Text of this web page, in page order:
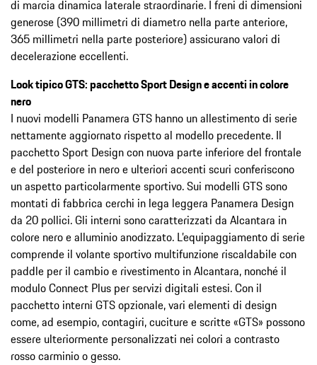
di marcia dinamica laterale straordinarie. I freni di dimensioni
generose (390 millimetri di diametro nella parte anteriore,
365 millimetri nella parte posteriore) assicurano valori di
decelerazione eccellenti.
Look tipico GTS: pacchetto Sport Design e accenti in colore
nero
I nuovi modelli Panamera GTS hanno un allestimento di serie
nettamente aggiornato rispetto al modello precedente. Il
pacchetto Sport Design con nuova parte inferiore del frontale
e del posteriore in nero e ulteriori accenti scuri conferiscono
un aspetto particolarmente sportivo. Sui modelli GTS sono
montati di fabbrica cerchi in lega leggera Panamera Design
da 20 pollici. Gli interni sono caratterizzati da Alcantara in
colore nero e alluminio anodizzato. L’equipaggiamento di serie
comprende il volante sportivo multifunzione riscaldabile con
paddle per il cambio e rivestimento in Alcantara, nonché il
modulo Connect Plus per servizi digitali estesi. Con il
pacchetto interni GTS opzionale, vari elementi di design
come, ad esempio, contagiri, cuciture e scritte «GTS» possono
essere ulteriormente personalizzati nei colori a contrasto
rosso carminio o gesso.